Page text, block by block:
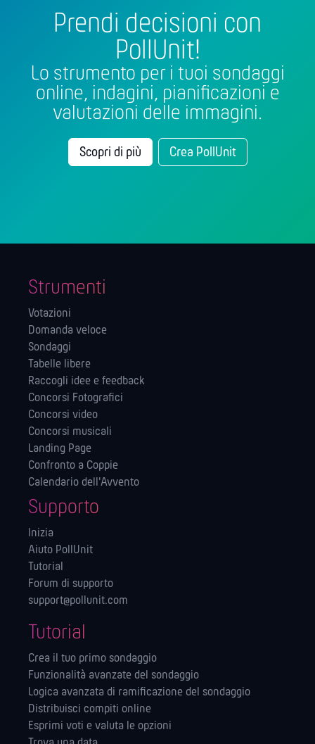
Prendi decisioni con
PollUnit!
Lo strumento per i tuoi sondaggi
online, indagini, pianificazioni e
valutazioni delle immagini.
Scopri di più Crea PollUnit
Strumenti
Votazioni
Domanda veloce
Sondaggi
Tabelle libere
Raccogli idee e feedback
Concorsi Fotografici
Concorsi video
Concorsi musicali
Landing Page
Confronto a Coppie
Calendario dell'Avvento
Supporto
Inizia
Aiuto PollUnit
Tutorial
Forum di supporto
support@pollunit.com
Tutorial
Crea il tuo primo sondaggio
Funzionalità avanzate del sondaggio
Logica avanzata di ramificazione del sondaggio
Distribuisci compiti online
Esprimi voti e valuta le opzioni